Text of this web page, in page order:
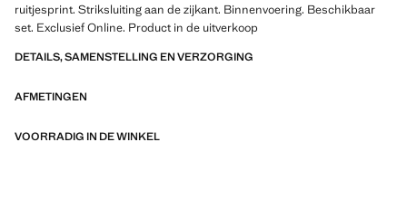
ruitjesprint. Striksluiting aan de zijkant. Binnenvoering. Beschikbaar
set. Exclusief Online. Product in de uitverkoop
DETAILS, SAMENSTELLING EN VERZORGING
AFMETINGEN
VOORRADIG IN DE WINKEL